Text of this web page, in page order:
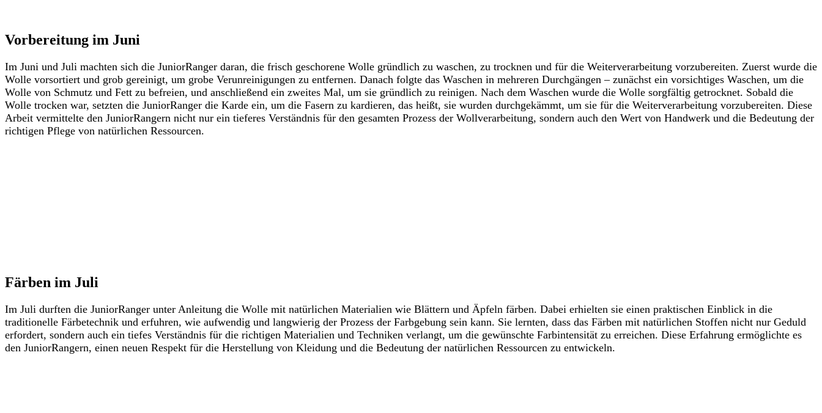
Vorbereitung im Juni
Im Juni und Juli machten sich die JuniorRanger daran, die frisch geschorene Wolle gründlich zu waschen, zu trocknen und für die Weiterverarbeitung vorzubereiten. Zuerst wurde die
Wolle vorsortiert und grob gereinigt, um grobe Verunreinigungen zu entfernen. Danach folgte das Waschen in mehreren Durchgängen – zunächst ein vorsichtiges Waschen, um die
Wolle von Schmutz und Fett zu befreien, und anschließend ein zweites Mal, um sie gründlich zu reinigen. Nach dem Waschen wurde die Wolle sorgfältig getrocknet. Sobald die
Wolle trocken war, setzten die JuniorRanger die Karde ein, um die Fasern zu kardieren, das heißt, sie wurden durchgekämmt, um sie für die Weiterverarbeitung vorzubereiten. Diese
Arbeit vermittelte den JuniorRangern nicht nur ein tieferes Verständnis für den gesamten Prozess der Wollverarbeitung, sondern auch den Wert von Handwerk und die Bedeutung der
richtigen Pflege von natürlichen Ressourcen.
Färben im Juli
Im Juli durften die JuniorRanger unter Anleitung die Wolle mit natürlichen Materialien wie Blättern und Äpfeln färben. Dabei erhielten sie einen praktischen Einblick in die
traditionelle Färbetechnik und erfuhren, wie aufwendig und langwierig der Prozess der Farbgebung sein kann. Sie lernten, dass das Färben mit natürlichen Stoffen nicht nur Geduld
erfordert, sondern auch ein tiefes Verständnis für die richtigen Materialien und Techniken verlangt, um die gewünschte Farbintensität zu erreichen. Diese Erfahrung ermöglichte es
den JuniorRangern, einen neuen Respekt für die Herstellung von Kleidung und die Bedeutung der natürlichen Ressourcen zu entwickeln.